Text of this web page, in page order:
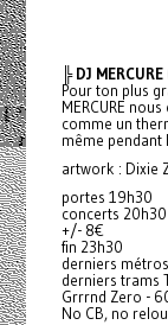
╠ DJ
Pour ton plus
MERCURE
comme un
même pendant
artwork : Dixie
portes 19h30
concerts 20h30
+/- 8€
fin 23h30
derniers
derniers trams
Grrrnd Zero -
No CB, no